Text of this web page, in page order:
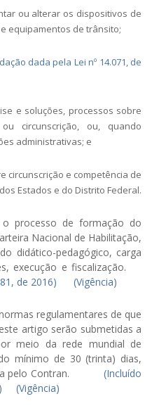
ou alterar os dispositivos de
equipamentos de trânsito;
dada pela Lei nº 14.071, de
e soluções, processos sobre
circunscrição, ou, quando
administrativas; e
e competência de
Estados e do Distrito Federal.
de formação do
Nacional de Habilitação,
didático-pedagógico, carga
execução e fiscalização.
de 2016)
(Vigência)
regulamentares de que
artigo serão submetidas a
meio da rede mundial de
mínimo de 30 (trinta) dias,
pelo Contran.
(Incluído
(Vigência)